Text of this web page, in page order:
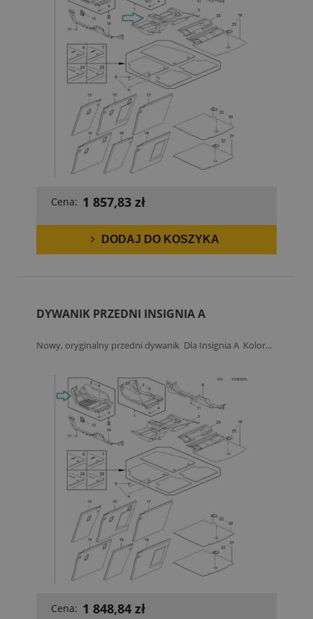
Cena: 1 857,83 zł
DODAJ DO KOSZYKA
DYWANIK PRZEDNI INSIGNIA A
Nowy, oryginalny przedni dywanik Dla Insignia A Kolor...
Cena: 1 848,84 zł